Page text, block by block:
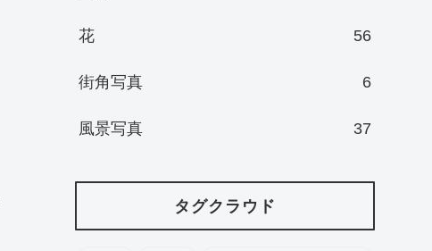
花 56
街角写真 6
風景写真 37
タグクラウド